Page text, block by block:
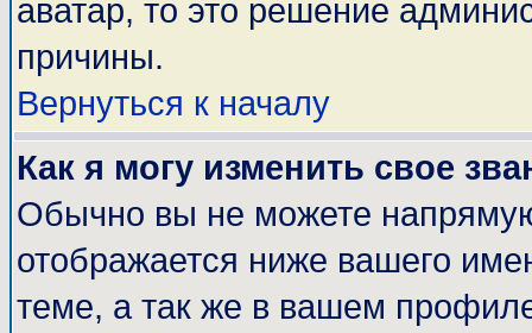
аватар, то это решение
причины.
Вернуться к началу
Как я могу изменить свое
Обычно вы не можете
отображается ниже вашего
теме, а так же в вашем